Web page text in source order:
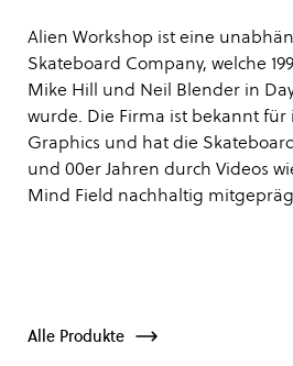
Alien Workshop ist eine
Skateboard Company, welche
Mike Hill und Neil Blender in
wurde. Die Firma ist bekannt
Graphics und hat die
und 00er Jahren durch Videos
Mind Field nachhaltig
Alle Produkte